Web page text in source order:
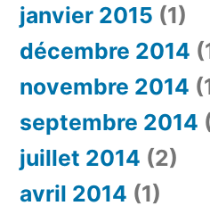
janvier 2015 (1)
décembre 2014
novembre 2014
septembre 2014
juillet 2014 (2)
avril 2014 (1)